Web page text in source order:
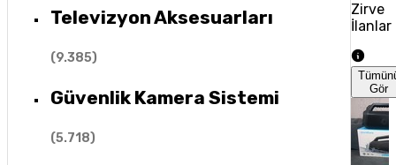
Televizyon Aksesuarları
(9.385)
Güvenlik Kamera Sistemi
(5.718)
Zirve
İlanlar
Gör